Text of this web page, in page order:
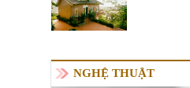
NGHỆ THUẬT